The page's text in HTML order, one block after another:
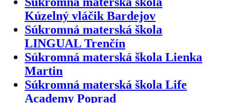
Kúzelný vláčik Bardejov
Súkromná materská škola
LINGUAL Trenčín
Súkromná materská škola Lienka
Martin
Súkromná materská škola Life
Academy Poprad